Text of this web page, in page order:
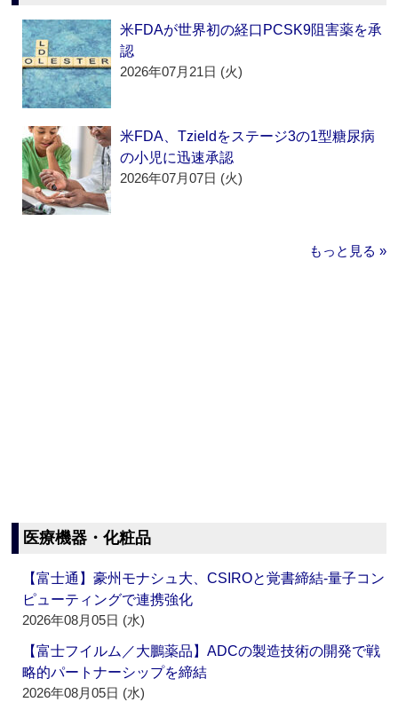
米FDAが世界初の経口PCSK9阻害薬を承
認
2026年07月21日 (火)
米FDA、Tzieldをステージ3の1型糖尿病
の小児に迅速承認
2026年07月07日 (火)
もっと見る »
医療機器・化粧品
【富士通】豪州モナシュ大、CSIROと覚書締結‐量子コン
ピューティングで連携強化
2026年08月05日 (水)
【富士フイルム／大鵬薬品】ADCの製造技術の開発で戦
略的パートナーシップを締結
2026年08月05日 (水)